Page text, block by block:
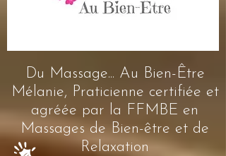
Du Massage... Au Bien-Être
Mélanie, Praticienne certifiée et
agréée par la FFMBE en
Massages de Bien-être et de
Relaxation